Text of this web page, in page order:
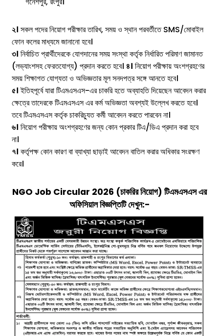
২। সকল পদের নিয়োগ পরীক্ষার তারিখ, সময় ও স্থান পরবর্তীতে SMS/মোবাইল
ফোন কলের মাধ্যমে জানানো হবে।
৩। নির্বাচিত প্রার্থীদেরকে যোগদানের সময় সংস্থা কর্তৃক নির্ধারিত পরিমাণ জামানত
(লভ্যাংশসহ ফেরতযোগ্য) প্রদান করতে হবে। ৪। নিয়োগ পরীক্ষায় অংশগ্রহণের
সময় শিক্ষাগত যোগ্যতা ও অভিজ্ঞতার মূল সনদপত্র সঙ্গে আনতে হবে।
৫।ইতিহপূর্বে যারা টিএমএসএস-এর চাকরি হতে অব্যাহতি দিয়েছেন আবেদন করার
ক্ষেত্রে তাদেরকে টিএমএসএস এর কর্ম অভিজ্ঞতা অবশ্যই উল্লেখ করতে হবে।
তবে টিএমএসএস কর্তৃক চাকরিচ্যুত কর্মী আবেদন করতে পারবেন না।
৬। নিয়োগ পরীক্ষায় অংশগ্রহণের জন্য কোন প্রকার টিএ/ডিএ প্রদান করা হবে
না।
৭। কর্তৃপক্ষ কোন কারণ বা ব্যাখ্যা ছাড়াই আবেদন বাতিল করার অধিকার সংরক্ষণ
করে।
NGO Job Circular 2026 (চাকরির নিয়োগ) টিএমএসএসএর
অফিসিয়াল বিজ্ঞপ্তিটি দেখুন:-